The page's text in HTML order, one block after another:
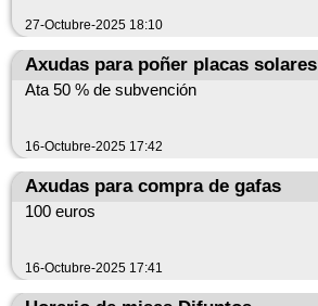
27-Octubre-2025 18:10
Axudas para poñer placas solares
Ata 50 % de subvención
16-Octubre-2025 17:42
Axudas para compra de gafas
100 euros
16-Octubre-2025 17:41